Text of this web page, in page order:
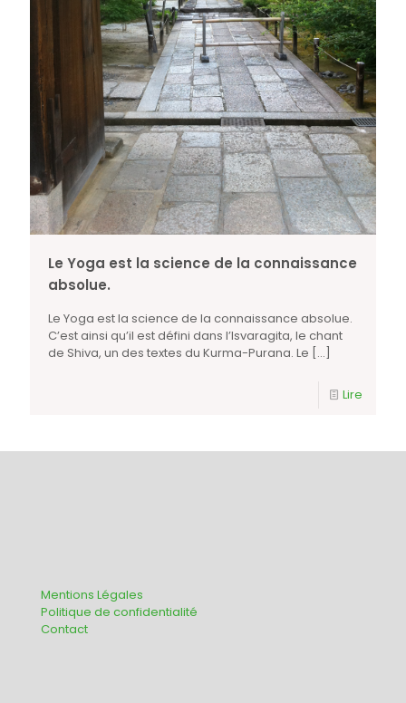
Le Yoga est la science de la connaissance
absolue.
Le Yoga est la science de la connaissance absolue.
C’est ainsi qu’il est défini dans l’Isvaragita, le chant
de Shiva, un des textes du Kurma-Purana. Le […]
Lire
Mentions Légales
Politique de confidentialité
Contact